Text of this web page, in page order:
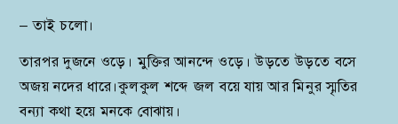
– তাই চলো।
তারপর দুজনে ওড়ে। মুক্তির আনন্দে ওড়ে। উড়তে উড়তে বসে
অজয় নদের ধারে।কুলকুল শব্দে জল বয়ে যায় আর মিনুর স্মৃতির
বন্যা কথা হয়ে মনকে বোঝায়।